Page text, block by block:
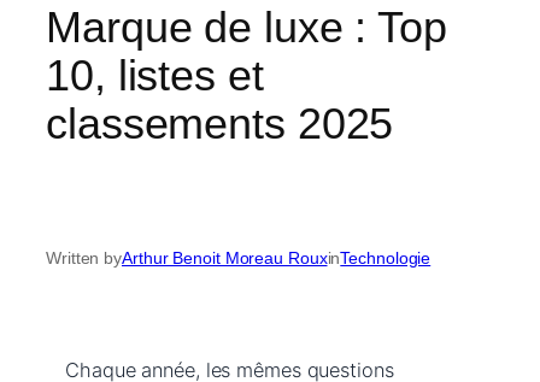
Marque de luxe : Top
10, listes et
classements 2025
Written byArthur Benoit Moreau RouxinTechnologie
Chaque année, les mêmes questions